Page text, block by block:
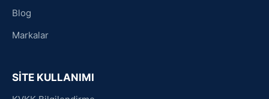
Blog
Markalar
SİTE KULLANIMI